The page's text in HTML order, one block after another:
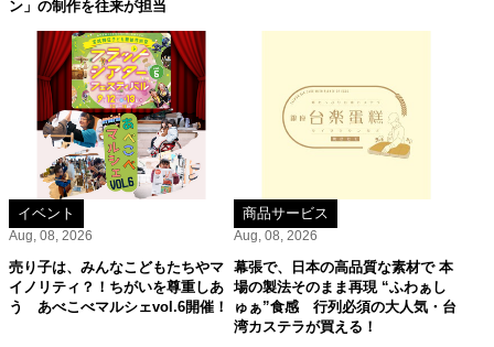
ン」の制作を往来が担当
イベント
Aug, 08, 2026
売り子は、みんなこどもたちやマ
イノリティ？！ちがいを尊重しあ
う あべこべマルシェvol.6開催！
商品サービス
Aug, 08, 2026
幕張で、日本の高品質な素材で 本
場の製法そのまま再現 “ふわぁし
ゅぁ”食感 行列必須の大人気・台
湾カステラが買える！